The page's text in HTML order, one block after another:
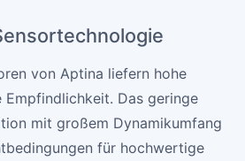
von Aptina liefern hohe
Das geringe
mit großem Dynamikumfang
für hochwertige